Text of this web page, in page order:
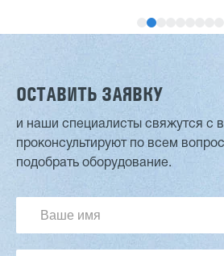
Двухсторонний шипорез
2 901 639 ₽
ОСТАВИТЬ ЗАЯВКУ
и наши специалисты свяжутся с
проконсультируют по всем
подобрать оборудование.